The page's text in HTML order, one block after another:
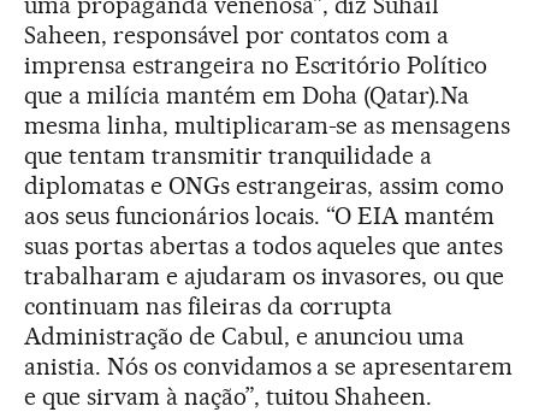
Saheen, responsável por contatos com a
imprensa estrangeira no Escritório Político
que a milícia mantém em Doha (Qatar).Na
mesma linha, multiplicaram-se as mensagens
que tentam transmitir tranquilidade a
diplomatas e ONGs estrangeiras, assim como
aos seus funcionários locais. “O EIA mantém
suas portas abertas a todos aqueles que antes
trabalharam e ajudaram os invasores, ou que
continuam nas fileiras da corrupta
Administração de Cabul, e anunciou uma
anistia. Nós os convidamos a se apresentarem
e que sirvam à nação”, tuitou Shaheen.